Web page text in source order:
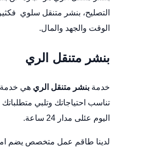
التصليح، بنشر متنقل سلوي
الوقت والجهد والمال.
بنشر متنقل الري
خدمة بنشر متنقل الري هي خدمة
تناسب احتياجاتك وتلبي
اليوم عئلى مدار 24 ساعة.
لدينا طاقم عمل متخصص يضم